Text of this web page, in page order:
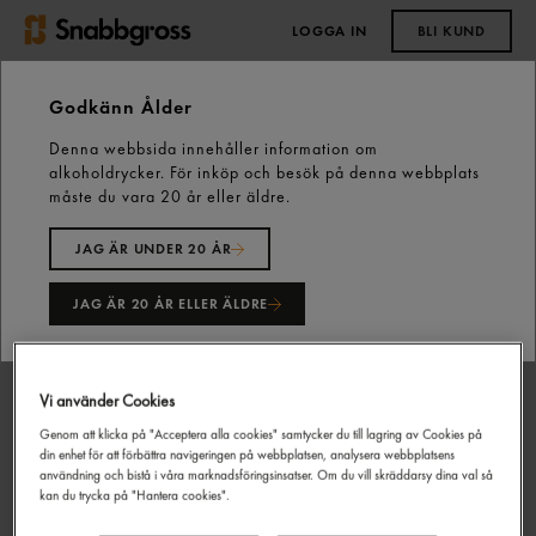
LOGGA IN BLI KUND
Start Vårt sortiment Snacks & Godis
Lösviktsgodis
New Refreshers Lösvikt 3kg Swizzels
Godkänn Ålder
Denna webbsida innehåller information om
alkoholdrycker. För inköp och besök på denna webbplats
måste du vara 20 år eller äldre.
JAG ÄR UNDER 20 ÅR
JAG ÄR 20 ÅR ELLER ÄLDRE
Vi använder Cookies
Genom att klicka på "Acceptera alla cookies" samtycker du till lagring av Cookies på
din enhet för att förbättra navigeringen på webbplatsen, analysera webbplatsens
användning och bistå i våra marknadsföringsinsatser. Om du vill skräddarsy dina val så
kan du trycka på "Hantera cookies".